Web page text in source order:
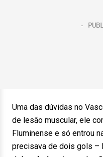
Uma das dúvidas no
de lesão muscular, ele
Fluminense e só entrou
precisava de dois gols –